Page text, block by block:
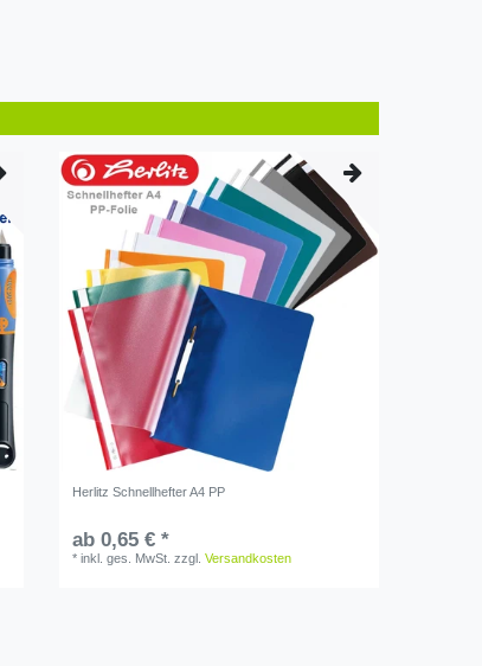
Herlitz Schnellhefter A4 PP
ab 0,65 € *
*inkl. ges. MwSt. zzgl.Versandkosten